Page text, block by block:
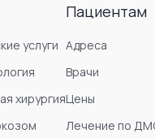
услуги
хирургия
Пациентам
Адреса
Врачи
Цены
Лечение по